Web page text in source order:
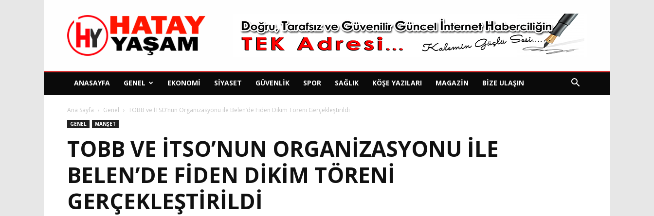
Hatay
Yaşam
Gazetesi
ANASAYFA GENEL EKONOMI SIYASET GÜVENLIK SPOR SAĞLIK KÖŞE YAZILARI MAGAZIN BIZE ULAŞIN
Ana Sayfa Genel TOBB ve İTSO’nun Organizasyonu ile Belen’de Fiden Dikim Töreni Gerçekleştirildi
GENEL MANŞET
TOBB VE İTSO’NUN ORGANIZASYONU ILE
BELEN’DE FIDEN DIKIM TÖRENI
GERÇEKLEŞTIRILDI